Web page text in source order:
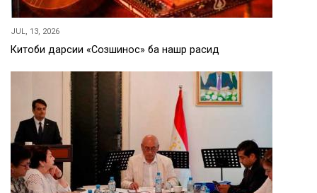
JUL, 13, 2026
Китоби дарсии «Созшиносӣ» ба нашр расид